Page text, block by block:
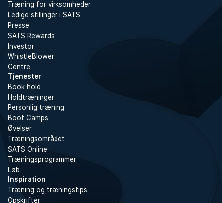
Træning for virksomheder
Ledige stillinger i SATS
Presse
SATS Rewards
Investor
WhistleBlower
Centre
Tjenester
Book hold
Holdtræninger
Personlig træning
Boot Camps
Øvelser
Træningsområdet
SATS Online
Træningsprogrammer
Løb
Inspiration
Træning og træningstips
Opskrifter